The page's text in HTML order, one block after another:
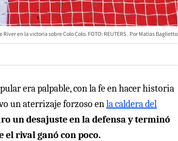
en la victoria sobre Colo Colo. FOTO: REUTERS Matias Baglietto
era palpable, con la fe en hacer historia
un aterrizaje forzoso enla caldera del
un desajuste en la defensa y terminó
el rival ganó con poco.